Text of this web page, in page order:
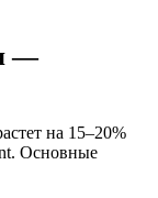
—
на 15–20%
Основные